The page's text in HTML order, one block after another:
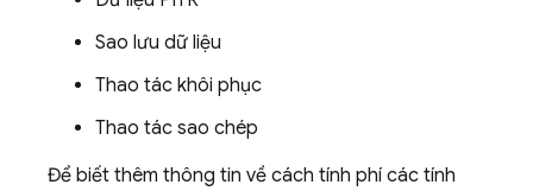
Sao lưu dữ liệu
Thao tác khôi phục
Thao tác sao chép
Để biết thêm thông tin về cách tính phí các tính